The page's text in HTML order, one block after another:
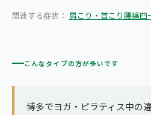
関連する症状： 肩こり・首こり腰痛四
こんなタイプの方が多いです
博多でヨガ・ピラティス中の